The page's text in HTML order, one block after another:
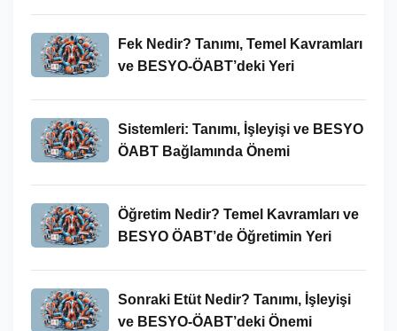
Fek Nedir? Tanımı, Temel Kavramları
ve BESYO-ÖABT’deki Yeri
Sistemleri: Tanımı, İşleyişi ve BESYO
ÖABT Bağlamında Önemi
Öğretim Nedir? Temel Kavramları ve
BESYO ÖABT’de Öğretimin Yeri
Sonraki Etüt Nedir? Tanımı, İşleyişi
ve BESYO-ÖABT’deki Önemi